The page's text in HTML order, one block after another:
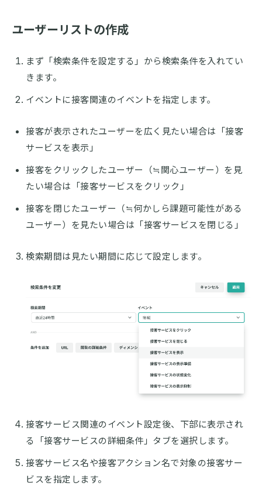
ユーザーリストの作成
まず「検索条件を設定する」から検索条件を入れてい
きます。
イベントに接客関連のイベントを指定します。
接客が表示されたユーザーを広く見たい場合は「接客
サービスを表示」
接客をクリックしたユーザー（≒関心ユーザー）を見
たい場合は「接客サービスをクリック」
接客を閉じたユーザー（≒何かしら課題可能性がある
ユーザー）を見たい場合は「接客サービスを閉じる」
検索期間は見たい期間に応じて設定します。
接客サービス関連のイベント設定後、下部に表示され
る「接客サービスの詳細条件」タブを選択します。
接客サービス名や接客アクション名で対象の接客サー
ビスを指定します。